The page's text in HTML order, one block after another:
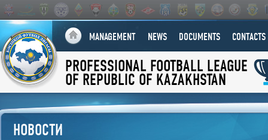
MANAGEMENT NEWS DOCUMENTS CONTACTS
PROFESSIONAL FOOTBALL LEAGUE
OF REPUBLIC OF KAZAKHSTAN
НОВОСТИ